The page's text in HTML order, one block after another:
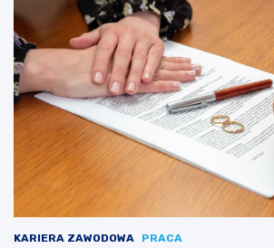
KARIERA ZAWODOWA PRACA